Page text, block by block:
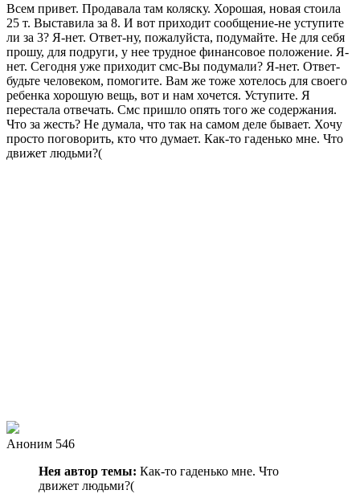
Всем привет. Продавала там коляску. Хорошая, новая стоила
25 т. Выставила за 8. И вот приходит сообщение-не уступите
ли за 3? Я-нет. Ответ-ну, пожалуйста, подумайте. Не для себя
прошу, для подруги, у нее трудное финансовое положение. Я-
нет. Сегодня уже приходит смс-Вы подумали? Я-нет. Ответ-
будьте человеком, помогите. Вам же тоже хотелось для своего
ребенка хорошую вещь, вот и нам хочется. Уступите. Я
перестала отвечать. Смс пришло опять того же содержания.
Что за жесть? Не думала, что так на самом деле бывает. Хочу
просто поговорить, кто что думает. Как-то гаденько мне. Что
движет людьми?(
Аноним 546
Нея автор темы: Как-то гаденько мне. Что
движет людьми?(